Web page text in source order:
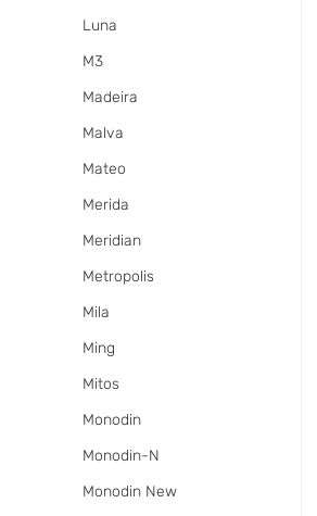
Luna
M3
Madeira
Malva
Mateo
Merida
Meridian
Metropolis
Mila
Ming
Mitos
Monodin
Monodin-N
Monodin New